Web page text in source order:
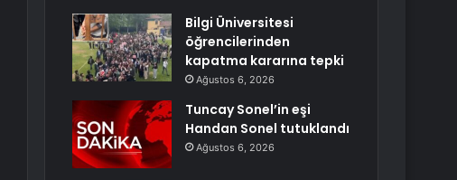
Bilgi Üniversitesi
öğrencilerinden
kapatma kararına tepki
Ağustos 6, 2026
Tuncay Sonel’in eşi
Handan Sonel tutuklandı
Ağustos 6, 2026